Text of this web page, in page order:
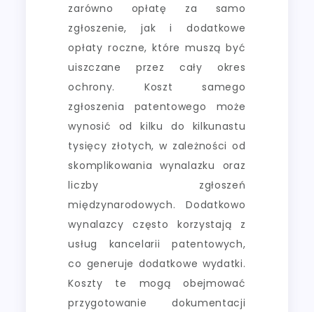
zarówno opłatę za samo
zgłoszenie, jak i dodatkowe
opłaty roczne, które muszą być
uiszczane przez cały okres
ochrony. Koszt samego
zgłoszenia patentowego może
wynosić od kilku do kilkunastu
tysięcy złotych, w zależności od
skomplikowania wynalazku oraz
liczby zgłoszeń
międzynarodowych. Dodatkowo
wynalazcy często korzystają z
usług kancelarii patentowych,
co generuje dodatkowe wydatki.
Koszty te mogą obejmować
przygotowanie dokumentacji